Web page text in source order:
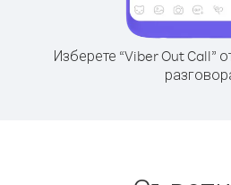
Изберете “Viber Out Call”